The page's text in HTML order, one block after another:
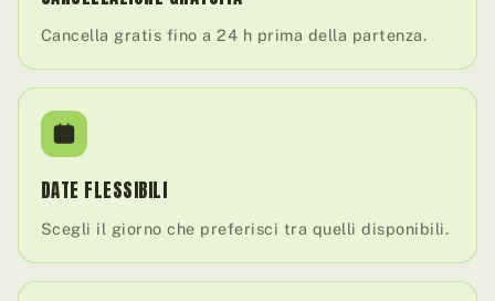
Cancella gratis fino a 24 h prima della partenza.
DATE FLESSIBILI
Scegli il giorno che preferisci tra quelli disponibili.